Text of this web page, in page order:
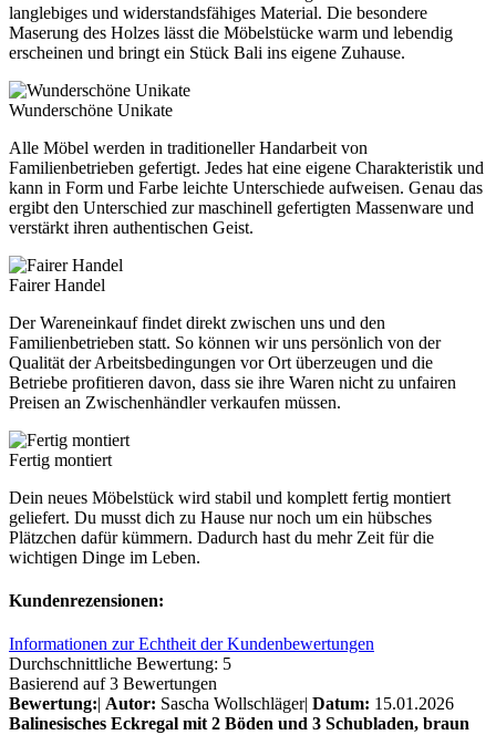
langlebiges und widerstandsfähiges Material. Die besondere
Maserung des Holzes lässt die Möbelstücke warm und lebendig
erscheinen und bringt ein Stück Bali ins eigene Zuhause.
Wunderschöne Unikate
Alle Möbel werden in traditioneller Handarbeit von
Familienbetrieben gefertigt. Jedes hat eine eigene Charakteristik und
kann in Form und Farbe leichte Unterschiede aufweisen. Genau das
ergibt den Unterschied zur maschinell gefertigten Massenware und
verstärkt ihren authentischen Geist.
Fairer Handel
Der Wareneinkauf findet direkt zwischen uns und den
Familienbetrieben statt. So können wir uns persönlich von der
Qualität der Arbeitsbedingungen vor Ort überzeugen und die
Betriebe profitieren davon, dass sie ihre Waren nicht zu unfairen
Preisen an Zwischenhändler verkaufen müssen.
Fertig montiert
Dein neues Möbelstück wird stabil und komplett fertig montiert
geliefert. Du musst dich zu Hause nur noch um ein hübsches
Plätzchen dafür kümmern. Dadurch hast du mehr Zeit für die
wichtigen Dinge im Leben.
Kundenrezensionen:
Informationen zur Echtheit der Kundenbewertungen
Durchschnittliche Bewertung: 5
Basierend auf 3 Bewertungen
Bewertung:| Autor: Sascha Wollschläger| Datum: 15.01.2026
Balinesisches Eckregal mit 2 Böden und 3 Schubladen, braun